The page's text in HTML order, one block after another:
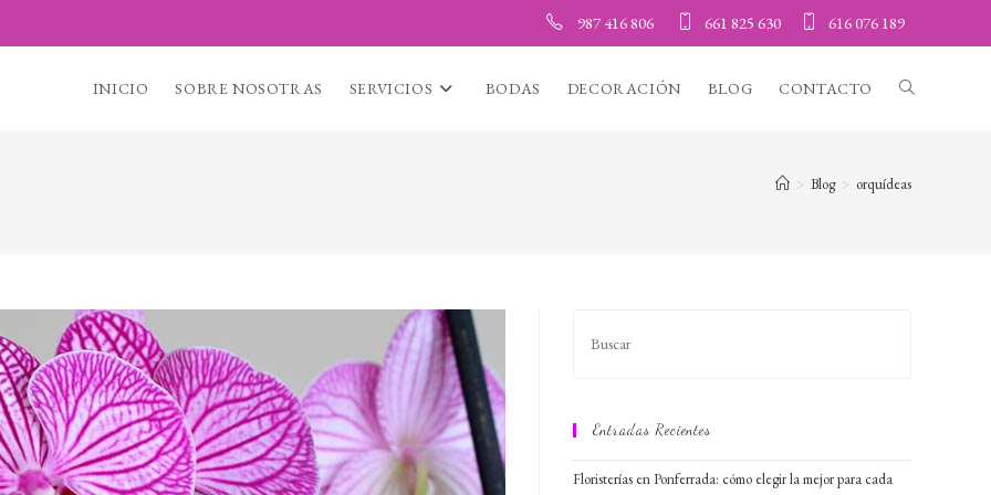
987 416 806 661 825 630 616 076 189
INICIO SOBRE NOSOTRAS SERVICIOS BODAS DECORACIÓN BLOG CONTACTO ALTERNAR
> Blog > orquídeas
Entradas Recientes
Floristerías en Ponferrada: cómo elegir la mejor para cada